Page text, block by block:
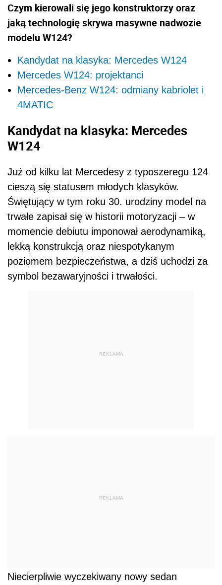
Czym kierowali się jego konstruktorzy oraz
jaką technologię skrywa masywne nadwozie
modelu W124?
Kandydat na klasyka: Mercedes W124
Mercedes W124: projektanci
Mercedes-Benz W124: odmiany kabriolet i
4MATIC
Kandydat na klasyka: Mercedes
W124
Już od kilku lat Mercedesy z typoszeregu 124
cieszą się statusem młodych klasyków.
Świętujący w tym roku 30. urodziny model na
trwałe zapisał się w historii motoryzacji – w
momencie debiutu imponował aerodynamiką,
lekką konstrukcją oraz niespotykanym
poziomem bezpieczeństwa, a dziś uchodzi za
symbol bezawaryjności i trwałości.
REKLAMA
REKLAMA
Niecierpliwie wyczekiwany nowy sedan